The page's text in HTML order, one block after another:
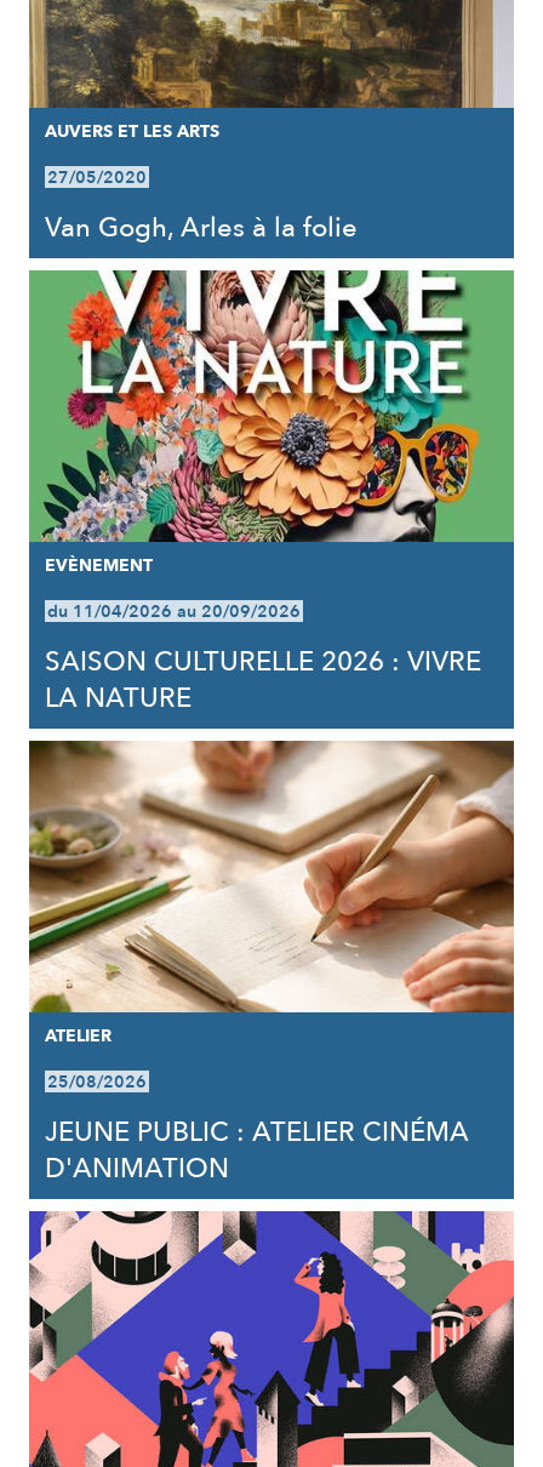
AUVERS ET LES ARTS
27/05/2020
Van Gogh, Arles à la folie
EVÈNEMENT
du 11/04/2026 au 20/09/2026
SAISON CULTURELLE 2026 : VIVRE
LA NATURE
ATELIER
25/08/2026
JEUNE PUBLIC : ATELIER CINÉMA
D'ANIMATION